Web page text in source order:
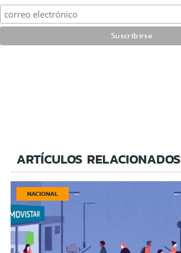
ARTÍCULOS RELACIONADOS
NACIONAL